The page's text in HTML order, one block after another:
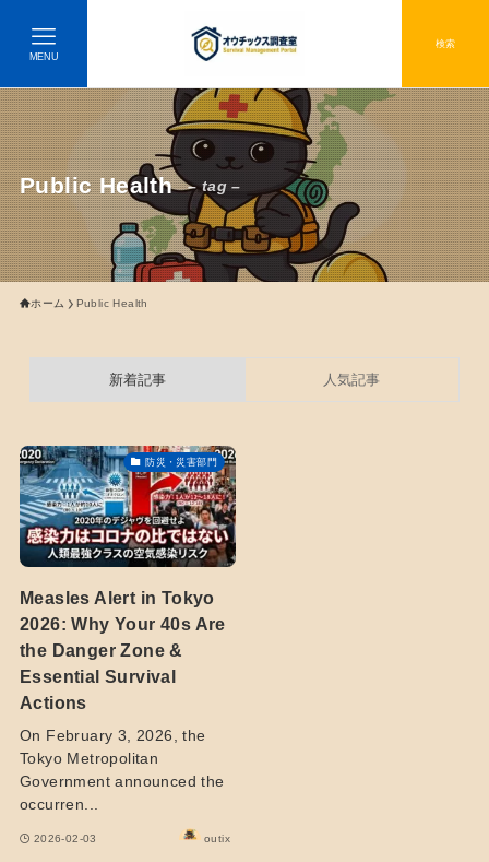
検索
MENU
Public Health – tag –
ホーム Public Health
新着記事 人気記事
防災・災害部門
Measles Alert in Tokyo
2026: Why Your 40s Are
the Danger Zone &
Essential Survival
Actions
On February 3, 2026, the
Tokyo Metropolitan
Government announced the
occurren...
2026-02-03 outix